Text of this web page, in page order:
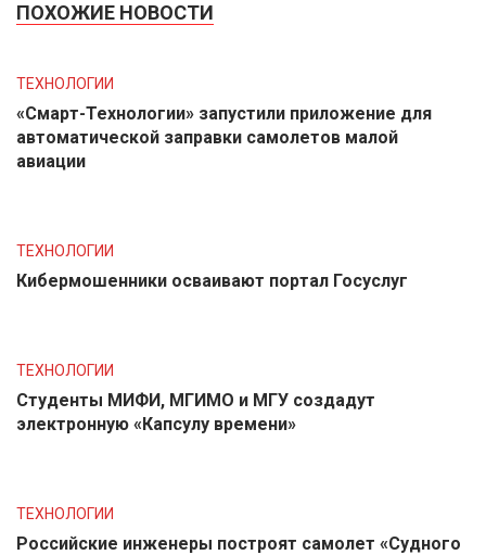
ПОХОЖИЕ НОВОСТИ
ТЕХНОЛОГИИ
«Смарт-Технологии» запустили приложение для
автоматической заправки самолетов малой
авиации
ТЕХНОЛОГИИ
Кибермошенники осваивают портал Госуслуг
ТЕХНОЛОГИИ
Студенты МИФИ, МГИМО и МГУ создадут
электронную «Капсулу времени»
ТЕХНОЛОГИИ
Российские инженеры построят самолет «Судного